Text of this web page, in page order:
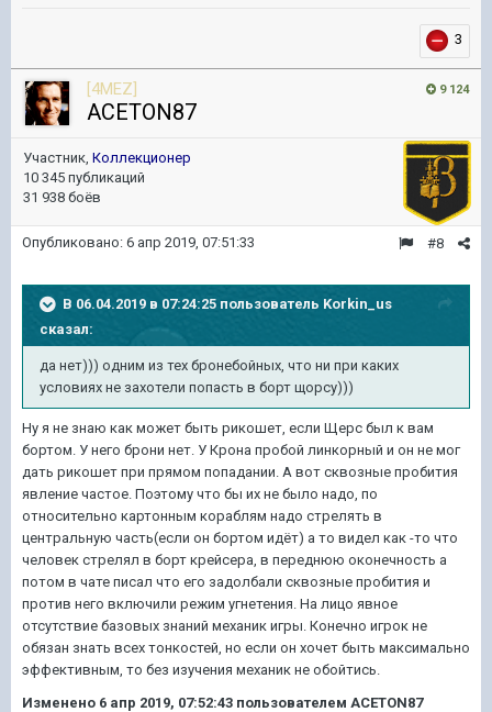
3
9 124
[4MEZ]
ACETON87
Участник, Коллекционер
10 345 публикаций
31 938 боёв
#8
Опубликовано: 6 апр 2019, 07:51:33
В 06.04.2019 в 07:24:25 пользователь Korkin_us
сказал:
да нет))) одним из тех бронебойных, что ни при каких
условиях не захотели попасть в борт щорсу)))
Ну я не знаю как может быть рикошет, если Щерс был к вам
бортом. У него брони нет. У Крона пробой линкорный и он не мог
дать рикошет при прямом попадании. А вот сквозные пробития
явление частое. Поэтому что бы их не было надо, по
относительно картонным кораблям надо стрелять в
центральную часть(если он бортом идёт) а то видел как -то что
человек стрелял в борт крейсера, в переднюю оконечность а
потом в чате писал что его задолбали сквозные пробития и
против него включили режим угнетения. На лицо явное
отсутствие базовых знаний механик игры. Конечно игрок не
обязан знать всех тонкостей, но если он хочет быть максимально
эффективным, то без изучения механик не обойтись.
Изменено 6 апр 2019, 07:52:43 пользователем ACETON87